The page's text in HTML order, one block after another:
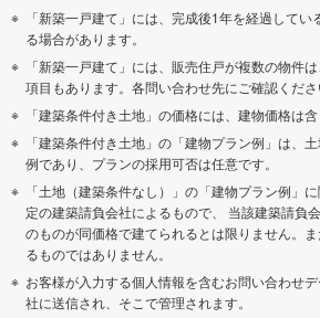
「新築一戸建て」には、完成後1年を経過して
る場合があります。
「新築一戸建て」には、販売住戸が複数の物件
項目もあります。各問い合わせ先にご確認くださ
「建築条件付き土地」の価格には、建物価格は含
「建築条件付き土地」の「建物プラン例」は、
例であり、プランの採用可否は任意です。
「土地（建築条件なし）」の「建物プラン例」
定の建築請負会社によるもので、 当該建築請負
のものが同価格で建てられるとは限りません。
るものではありません。
お客様が入力する個人情報を含むお問い合わせ
社に送信され、そこで管理されます。